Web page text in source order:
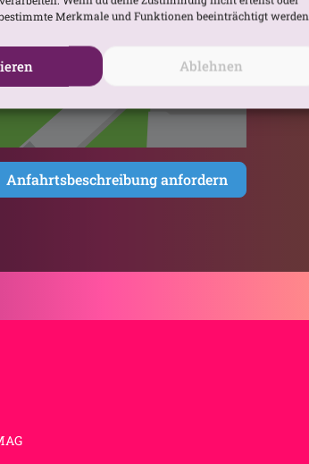
Merkmale und Funktionen beeinträchtigt werden.
Ablehnen
Anfahrtsbeschreibung anfordern